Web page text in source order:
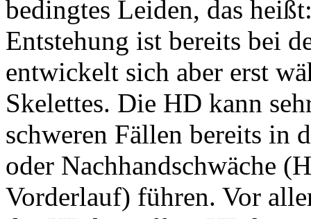
bedingtes Leiden, das
Entstehung ist bereits bei
entwickelt sich aber erst
Skelettes. Die HD kann
schweren Fällen bereits in
oder Nachhandschwäche
Vorderlauf) führen. Vor